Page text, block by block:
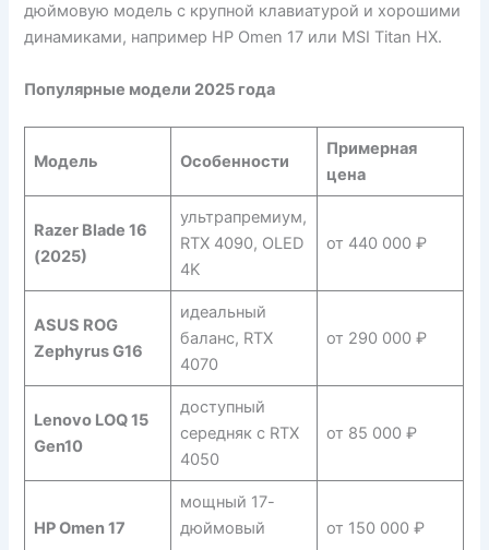
дюймовую модель с крупной клавиатурой и хорошими
динамиками, например HP Omen 17 или MSI Titan HX.
Популярные модели 2025 года
Модель Особенности
Примерная
цена
Razer Blade 16
(2025)
ультрапремиум,
RTX 4090, OLED
4K
от 440 000 ₽
ASUS ROG
Zephyrus G16
идеальный
баланс, RTX
4070
от 290 000 ₽
Lenovo LOQ 15
Gen10
доступный
середняк с RTX
4050
от 85 000 ₽
HP Omen 17
мощный 17-
дюймовый
от 150 000 ₽